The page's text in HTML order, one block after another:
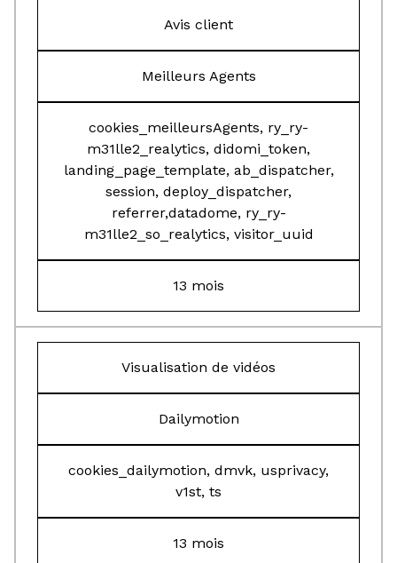
Avis client
Meilleurs Agents
cookies_meilleursAgents, ry_ry-
m31lle2_realytics, didomi_token,
landing_page_template, ab_dispatcher,
session, deploy_dispatcher,
referrer,datadome, ry_ry-
m31lle2_so_realytics, visitor_uuid
13 mois
Visualisation de vidéos
Dailymotion
cookies_dailymotion, dmvk, usprivacy,
v1st, ts
13 mois